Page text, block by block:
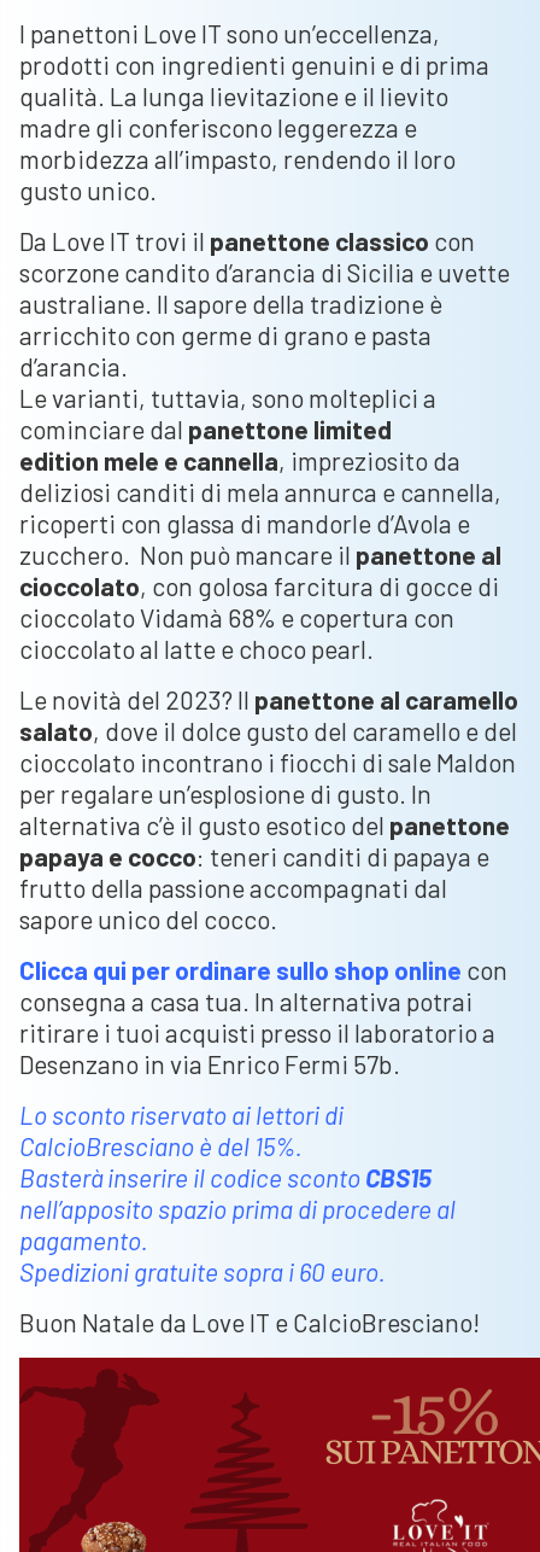
I panettoni Love IT sono un’eccellenza,
prodotti con ingredienti genuini e di prima
qualità. La lunga lievitazione e il lievito
madre gli conferiscono leggerezza e
morbidezza all’impasto, rendendo il loro
gusto unico.
Da Love IT trovi il panettone classico con
scorzone candito d’arancia di Sicilia e uvette
australiane. Il sapore della tradizione è
arricchito con germe di grano e pasta
d’arancia.
Le varianti, tuttavia, sono molteplici a
cominciare dal panettone limited
edition mele e cannella, impreziosito da
deliziosi canditi di mela annurca e cannella,
ricoperti con glassa di mandorle d’Avola e
zucchero. Non può mancare il panettone al
cioccolato, con golosa farcitura di gocce di
cioccolato Vidamà 68% e copertura con
cioccolato al latte e choco pearl.
Le novità del 2023? Il panettone al caramello
salato, dove il dolce gusto del caramello e del
cioccolato incontrano i fiocchi di sale Maldon
per regalare un’esplosione di gusto. In
alternativa c’è il gusto esotico del panettone
papaya e cocco: teneri canditi di papaya e
frutto della passione accompagnati dal
sapore unico del cocco.
Clicca qui per ordinare sullo shop online con
consegna a casa tua. In alternativa potrai
ritirare i tuoi acquisti presso il laboratorio a
Desenzano in via Enrico Fermi 57b.
Lo sconto riservato ai lettori di
CalcioBresciano è del 15%.
Basterà inserire il codice sconto CBS15
nell’apposito spazio prima di procedere al
pagamento.
Spedizioni gratuite sopra i 60 euro.
Buon Natale da Love IT e CalcioBresciano!